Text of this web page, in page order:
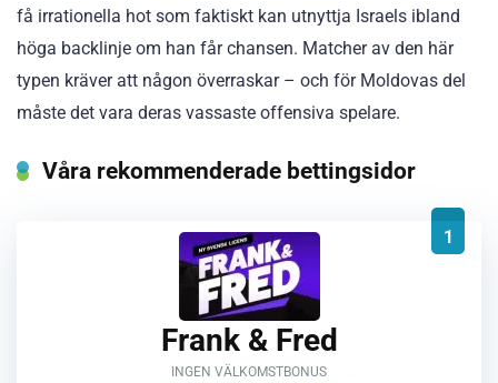
få irrationella hot som faktiskt kan utnyttja Israels ibland
höga backlinje om han får chansen. Matcher av den här
typen kräver att någon överraskar – och för Moldovas del
måste det vara deras vassaste offensiva spelare.
Våra rekommenderade bettingsidor
1
Frank & Fred
INGEN VÄLKOMSTBONUS